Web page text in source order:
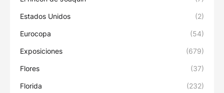
Estados Unidos (2)
Eurocopa (54)
Exposiciones (679)
Flores (37)
Florida (232)